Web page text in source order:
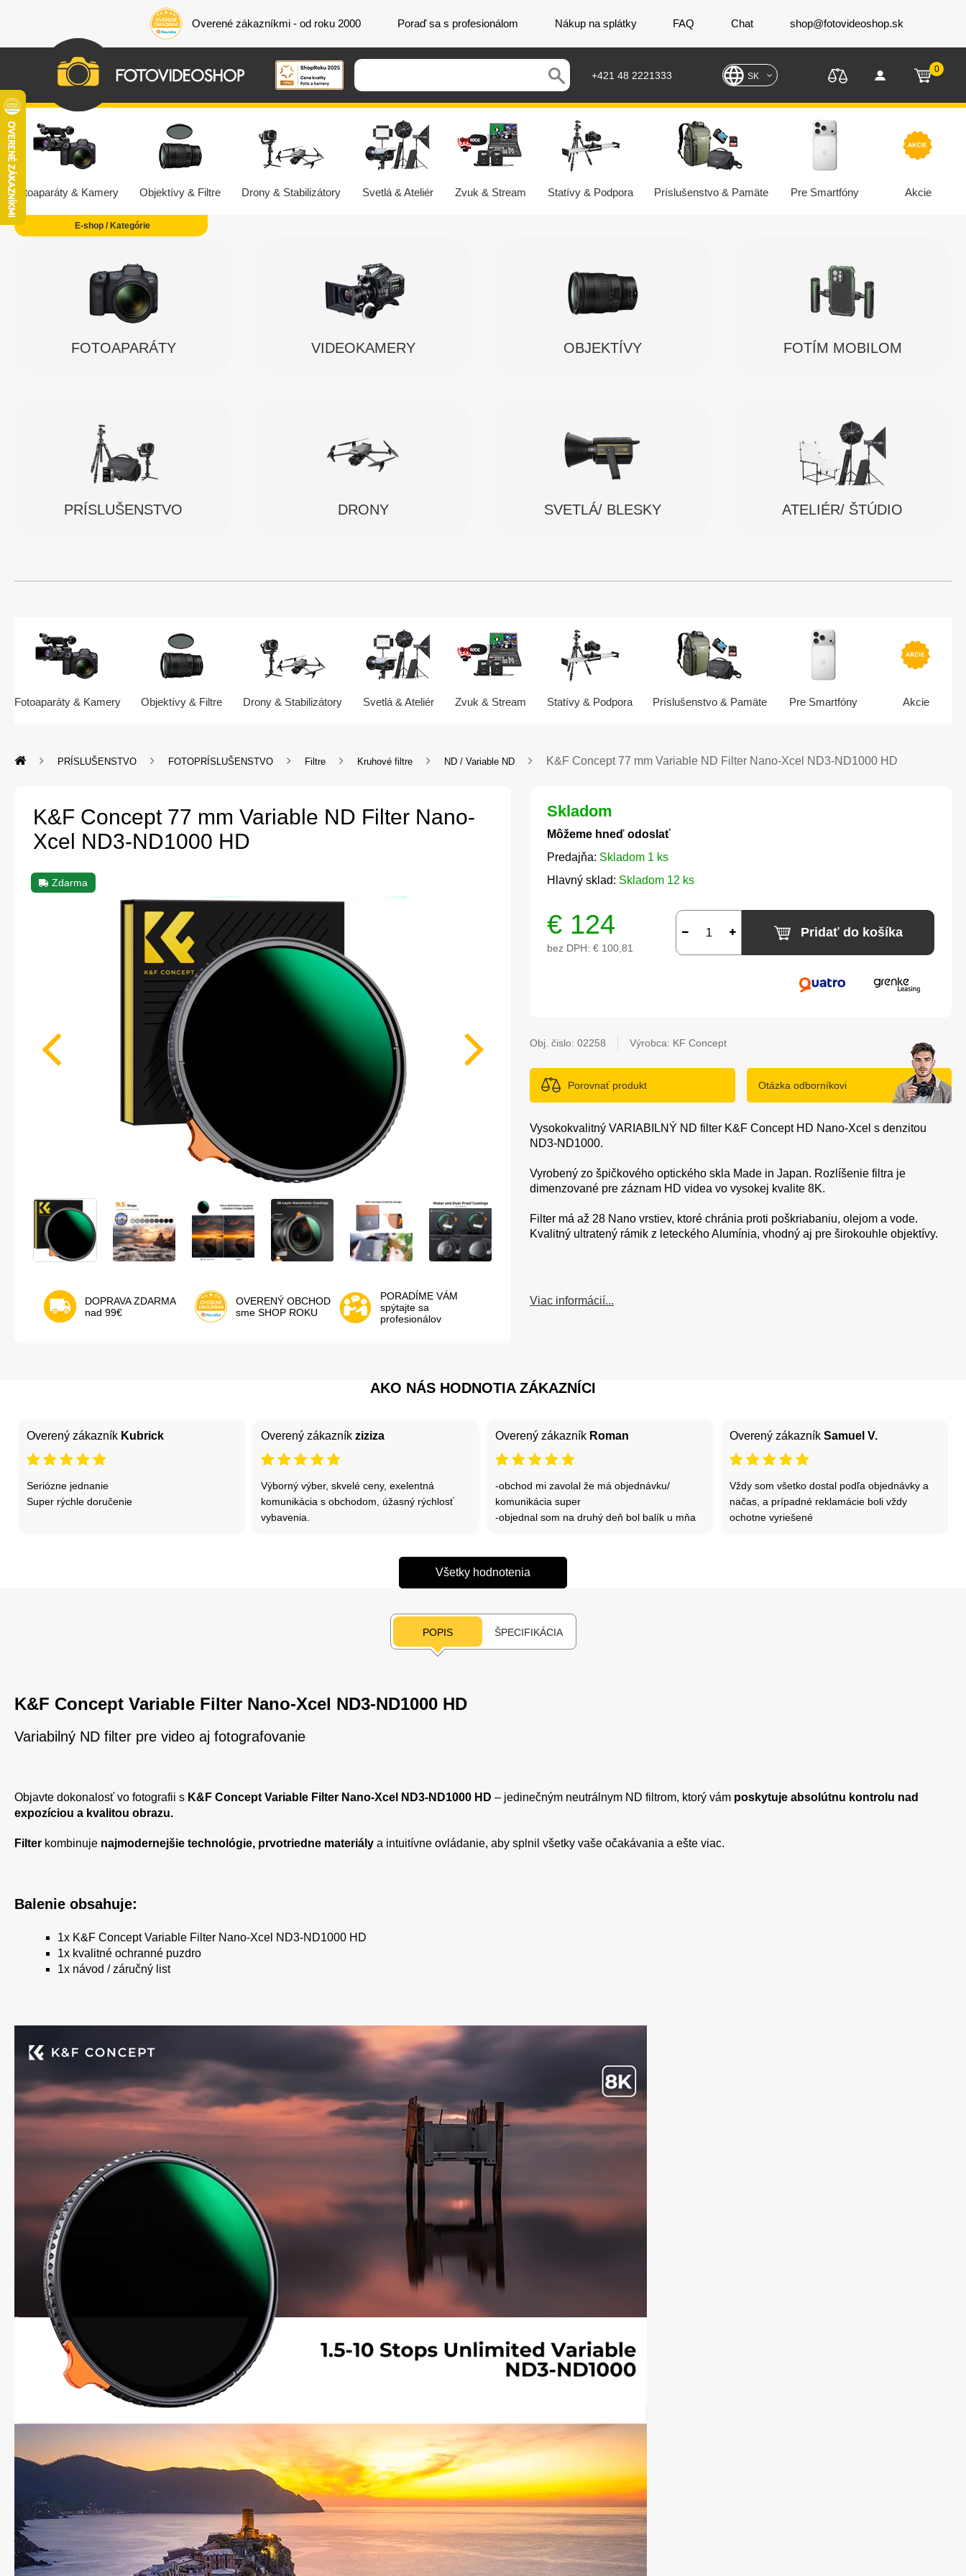
Overené zákazníkmi - od roku 2000 Poraď sa s profesionálom Nákup na splátky FAQ Chat shop@fotovideoshop.sk
+421 48 2221333 SK
0
Fotoaparáty & Kamery Objektívy & Filtre Drony & Stabilizátory Svetlá & Ateliér Zvuk & Stream Statívy & Podpora Príslušenstvo & Pamäte Pre Smartfóny Akcie
FOTOAPARÁTY VIDEOKAMERY OBJEKTÍVY FOTÍM MOBILOM
PRÍSLUŠENSTVO DRONY SVETLÁ/ BLESKY ATELIÉR/ ŠTÚDIO
Fotoaparáty & Kamery Objektívy & Filtre Drony & Stabilizátory Svetlá & Ateliér Zvuk & Stream Statívy & Podpora Príslušenstvo & Pamäte Pre Smartfóny Akcie
PRÍSLUŠENSTVO FOTOPRÍSLUŠENSTVO Filtre Kruhové filtre ND / Variable ND K&F Concept 77 mm Variable ND Filter Nano-Xcel ND3-ND1000 HD
K&F Concept 77 mm Variable ND Filter Nano-
Xcel ND3-ND1000 HD
Zdarma
DOPRAVA ZDARMA
nad 99€
OVERENÝ OBCHOD
sme SHOP ROKU
PORADÍME VÁM
spýtajte sa
profesionálov
Skladom
Môžeme hneď odoslať
Predajňa: Skladom 1 ks
Hlavný sklad: Skladom 12 ks
€ 124
bez DPH: € 100,81
Pridať do košíka
Obj. čislo:02258 Výrobca: KF Concept
Porovnať produkt Otázka odborníkovi
Vysokokvalitný VARIABILNÝ ND filter K&F Concept HD Nano-Xcel s denzitou
ND3-ND1000.
Vyrobený zo špičkového optického skla Made in Japan. Rozlíšenie filtra je
dimenzované pre záznam HD videa vo vysokej kvalite 8K.
Filter má až 28 Nano vrstiev, ktoré chránia proti poškriabaniu, olejom a vode.
Kvalitný ultratený rámik z leteckého Alumínia, vhodný aj pre širokouhle objektívy.
Viac informácií...
AKO NÁS HODNOTIA ZÁKAZNÍCI
Overený zákazník Kubrick
Seriózne jednanie
Super rýchle doručenie
Overený zákazník ziziza
Výborný výber, skvelé ceny, exelentná
komunikácia s obchodom, úžasný rýchlosť
vybavenia.
Overený zákazník Roman
-obchod mi zavolal že má objednávku/
komunikácia super
-objednal som na druhý deň bol balík u mňa
Overený zákazník Samuel V.
Vždy som všetko dostal podľa objednávky a
načas, a prípadné reklamácie boli vždy
ochotne vyriešené
Všetky hodnotenia
POPIS ŠPECIFIKÁCIA
K&F Concept Variable Filter Nano-Xcel ND3-ND1000 HD
Variabilný ND filter pre video aj fotografovanie
Objavte dokonalosť vo fotografii s K&F Concept Variable Filter Nano-Xcel ND3-ND1000 HD – jedinečným neutrálnym ND filtrom, ktorý vám poskytuje absolútnu kontrolu nad
expozíciou a kvalitou obrazu.
Filter kombinuje najmodernejšie technológie, prvotriedne materiály a intuitívne ovládanie, aby splnil všetky vaše očakávania a ešte viac.
Balenie obsahuje:
1x K&F Concept Variable Filter Nano-Xcel ND3-ND1000 HD
1x kvalitné ochranné puzdro
1x návod / záručný list
E-shop / Kategórie